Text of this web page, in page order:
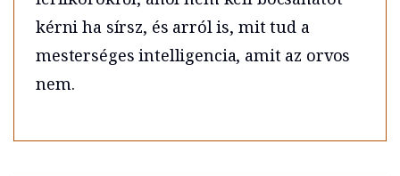
kérni ha sírsz, és arról is, mit tud a
mesterséges intelligencia, amit az orvos
nem.